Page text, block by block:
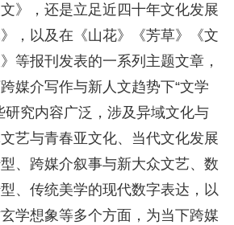
文》，还是立足近四十年文化发展
，以及在《山花》《芳草》《文
等报刊发表的一系列主题文章，
媒介写作与新人文趋势下“文学
研究内容广泛，涉及异域文化与
艺与青春亚文化、当代文化发展
、跨媒介叙事与新大众文艺、数
、传统美学的现代数字表达，以
学想象等多个方面，为当下跨媒